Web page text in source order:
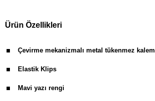
Ürün Özellikleri
. Çevirme mekanizmalı metal tükenmez kalem
. Elastik Klips
. Mavi yazı rengi